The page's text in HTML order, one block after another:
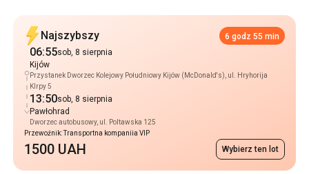
13:50
Pawłohrad
Dworzec autobusowy, ul. Poltawska 125
Przewoźnik: Transportna kompaniia VIP
1500 UAH Wybierz ten lot
Popularne Trasy